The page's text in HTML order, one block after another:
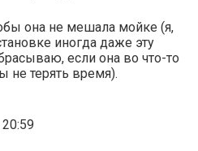
она не мешала мойке (я,
иногда даже эту
если она во что-то
не терять время).